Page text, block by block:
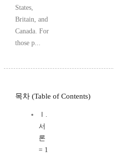
States,
Britain, and
Canada. For
those p...
목차 (Table of Contents)
Ⅰ.
서
론
= 1